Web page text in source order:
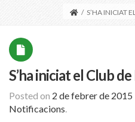
/ S’HA INICIAT
S’ha iniciat el Club
Posted on 2 de febrer de 2015
Notificacions.